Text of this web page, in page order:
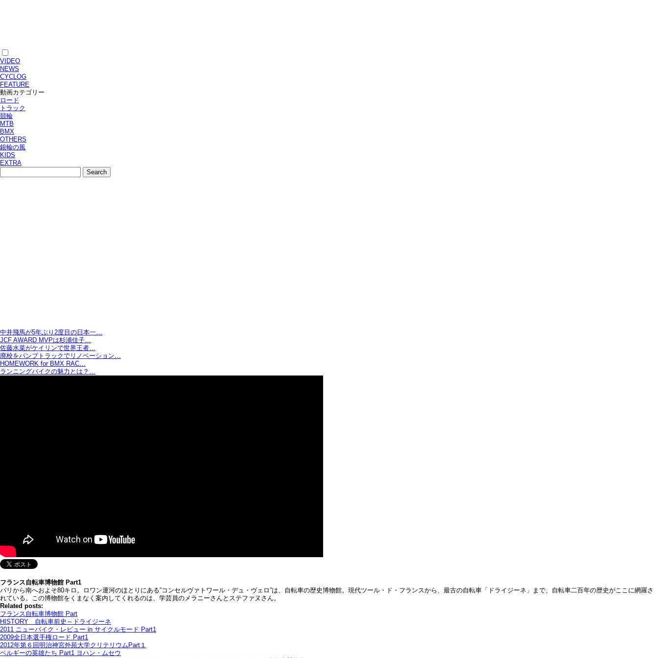
VIDEO
NEWS
CYCLOG
FEATURE
動画カテゴリー
ロード
トラック
競輪
MTB
BMX
OTHERS
銀輪の風
KIDS
EXTRA
中井飛馬が5年ぶり2度目の日本一…
JCF AWARD MVPは杉浦佳子…
佐藤水菜がケイリンで世界王者…
廃校をパンプトラックでリノベーション…
HOMEWORK for BMX RAC…
ランニングバイクの魅力とは？…
フランス自転車博物館 Part1
パリから南へおよそ80キロ。ロワン運河のほとりにある”コンセルヴァトワール・デュ・ヴェロ”は、自転車の歴史博物館。現代ツール・ド・フランスから、最古の自転車「ドライジーネ」まで、自転車二百年の歴史がここに網羅さ
れている。この博物館をくまなく案内してくれるのは、学芸員のメラニーさんとステファヌさん。
Related posts:
フランス自転車博物館 Part
HISTORY 自転車前史～ドライジーネ
2011 ニューバイク・レビュー in サイクルモード Part1
2009全日本選手権ロード Part1
2012年第６回明治神宮外苑大学クリテリウムPart１
ベルギーの英雄たち Part1 ヨハン・ムセウ